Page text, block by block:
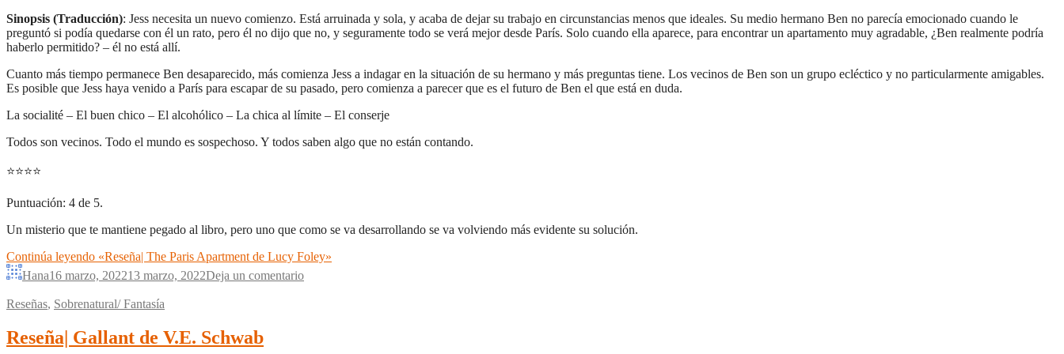
Sinopsis (Traducción): Jess necesita un nuevo comienzo. Está arruinada y sola, y acaba de dejar su trabajo en circunstancias menos que ideales. Su medio hermano Ben no parecía emocionado cuando le
preguntó si podía quedarse con él un rato, pero él no dijo que no, y seguramente todo se verá mejor desde París. Solo cuando ella aparece, para encontrar un apartamento muy agradable, ¿Ben realmente podría
haberlo permitido? – él no está allí.
Cuanto más tiempo permanece Ben desaparecido, más comienza Jess a indagar en la situación de su hermano y más preguntas tiene. Los vecinos de Ben son un grupo ecléctico y no particularmente amigables.
Es posible que Jess haya venido a París para escapar de su pasado, pero comienza a parecer que es el futuro de Ben el que está en duda.
La socialité – El buen chico – El alcohólico – La chica al límite – El conserje
Todos son vecinos. Todo el mundo es sospechoso. Y todos saben algo que no están contando.
⭐⭐⭐⭐
Puntuación: 4 de 5.
Un misterio que te mantiene pegado al libro, pero uno que como se va desarrollando se va volviendo más evidente su solución.
Continúa leyendo «Reseña| The Paris Apartment de Lucy Foley»
Hana16 marzo, 202213 marzo, 2022Deja un comentario
Reseñas, Sobrenatural/ Fantasía
Reseña| Gallant de V.E. Schwab